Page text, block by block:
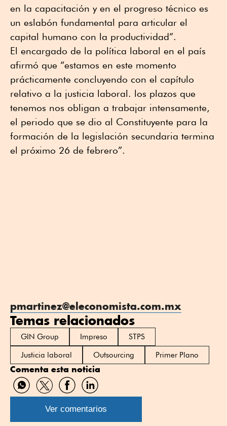
en la capacitación y en el progreso técnico es
un eslabón fundamental para articular el
capital humano con la productividad”.
El encargado de la política laboral en el país
afirmó que “estamos en este momento
prácticamente concluyendo con el capítulo
relativo a la justicia laboral. los plazos que
tenemos nos obligan a trabajar intensamente,
el periodo que se dio al Constituyente para la
formación de la legislación secundaria termina
el próximo 26 de febrero”.
pmartinez@eleconomista.com.mx
Temas relacionados
GIN Group Impreso
STPS
Justicia laboral
Outsourcing Primer Plano
Comenta esta noticia
Compartir
por
WhatsApp
Compartir
por
Twitter
Compartir
por
Facebook
Compartir
por
Linkedin
Ver comentarios